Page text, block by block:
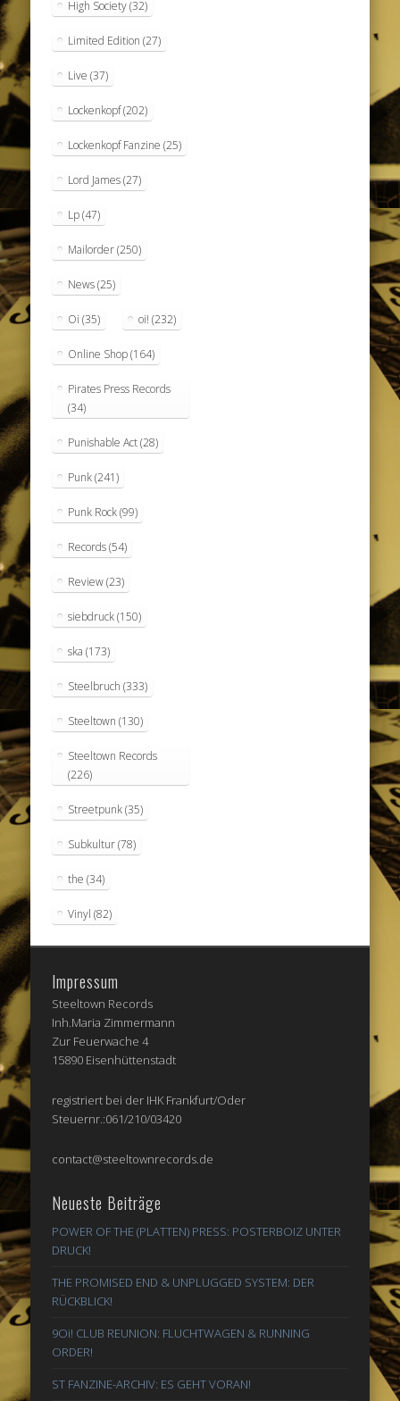
High Society(32)
Limited Edition (27)
Live (37)
Lockenkopf(202)
Lockenkopf Fanzine (25)
Lord James(27)
Lp(47)
Mailorder(250)
News(25)
Oi (35) oi! (232)
Online Shop(164)
Pirates Press Records
(34)
Punishable Act(28)
Punk(241)
Punk Rock(99)
Records(54)
Review(23)
siebdruck(150)
ska (173)
Steelbruch (333)
Steeltown (130)
Steeltown Records
(226)
Streetpunk(35)
Subkultur(78)
the (34)
Vinyl (82)
Impressum
Steeltown Records
Inh.Maria Zimmermann
Zur Feuerwache 4
15890 Eisenhüttenstadt
registriert bei der IHK Frankfurt/Oder
Steuernr.:061/210/03420
contact@steeltownrecords.de
Neueste Beiträge
POWER OF THE (PLATTEN) PRESS: POSTERBOIZ UNTER
DRUCK!
THE PROMISED END & UNPLUGGED SYSTEM: DER
RÜCKBLICK!
9Oi! CLUB REUNION: FLUCHTWAGEN & RUNNING
ORDER!
ST FANZINE-ARCHIV: ES GEHT VORAN!